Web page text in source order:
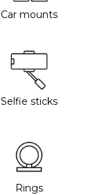
Car mounts
Selfie sticks
Rings